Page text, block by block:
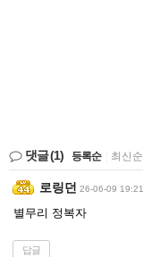
댓글(1) 등록순 최신순
로링던 26-06-09 19:21
별무리 정복자
답글